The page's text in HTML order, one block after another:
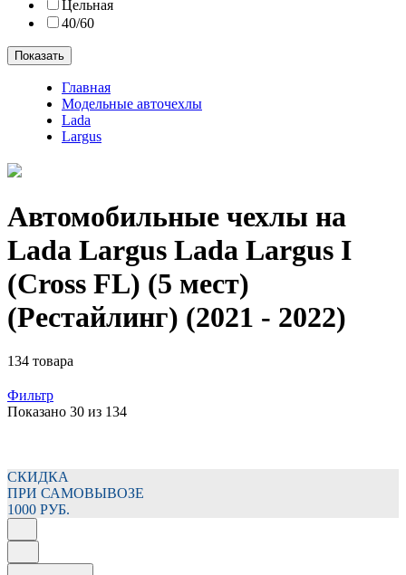
Цельная
40/60
Показать
Главная
Модельные авточехлы
Lada
Largus
Автомобильные чехлы на
Lada Largus Lada Largus I
(Cross FL) (5 мест)
(Рестайлинг) (2021 - 2022)
134 товара
Фильтр
Показано 30 из 134
СКИДКА
ПРИ САМОВЫВОЗЕ
1000 РУБ.